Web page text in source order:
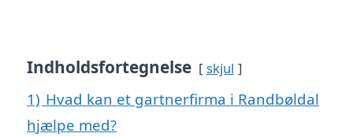
Indholdsfortegnelse skjul
1) Hvad kan et gartnerfirma i Randbøldal
hjælpe med?